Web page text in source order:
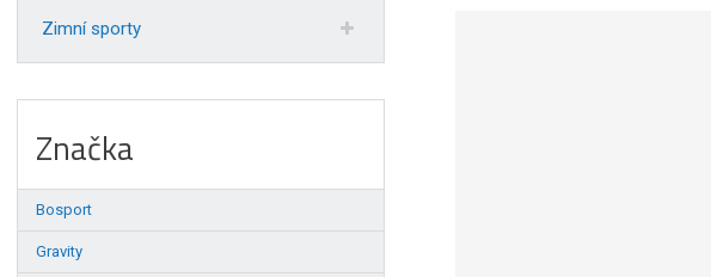
Zimní sporty
Značka
Bosport
Gravity